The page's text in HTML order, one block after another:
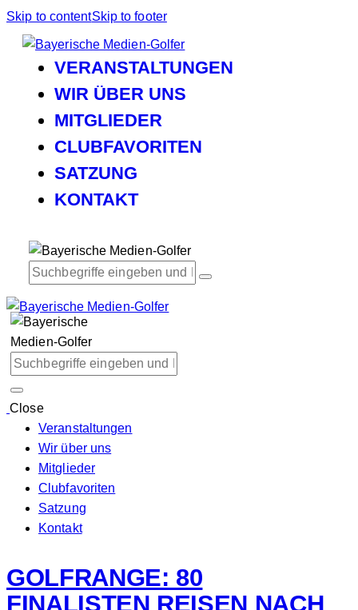
Skip to contentSkip to footer
VERANSTALTUNGEN
WIR ÜBER UNS
MITGLIEDER
CLUBFAVORITEN
SATZUNG
KONTAKT
Close
Veranstaltungen
Wir über uns
Mitglieder
Clubfavoriten
Satzung
Kontakt
GOLFRANGE: 80
FINALISTEN REISEN NACH